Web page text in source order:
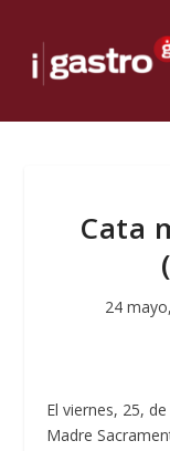
Cata
24
El viernes, 25,
Madre